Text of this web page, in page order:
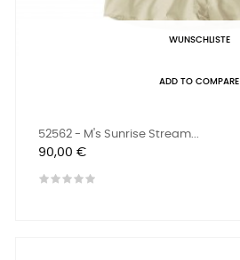
WUNSCHLISTE
ADD TO COMPARE
52562 - M's Sunrise Stream...
Preis
90,00 €